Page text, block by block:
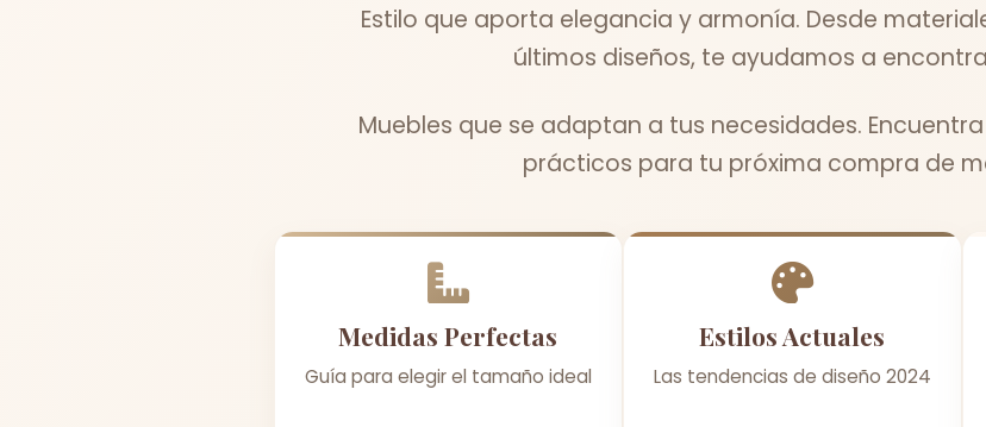
Estilo que aporta elegancia y armonía. Desde
últimos diseños, te ayudamos a
Muebles que se adaptan a tus necesidades.
prácticos para tu próxima compra de
Medidas Perfectas
Guía para elegir el tamaño ideal
Estilos Actuales
Las tendencias de diseño 2024